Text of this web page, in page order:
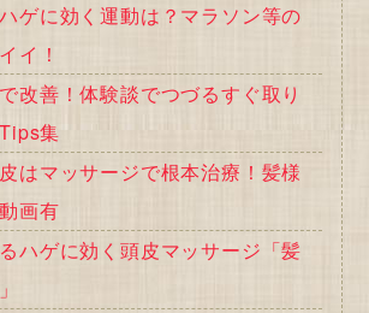
ゲに効く運動は？マラソン等の
イ！
改善！体験談でつづるすぐ取り
集
はマッサージで根本治療！髪様
画有
ハゲに効く頭皮マッサージ「髪